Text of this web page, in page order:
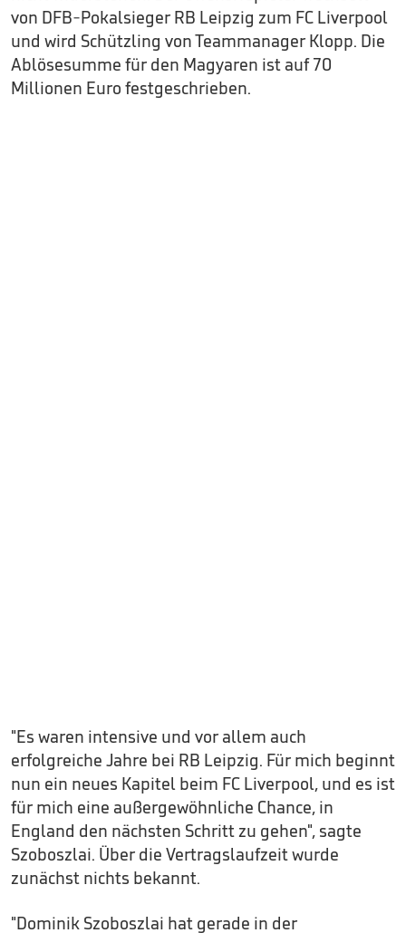
von DFB-Pokalsieger RB Leipzig zum FC Liverpool
und wird Schützling von Teammanager Klopp. Die
Ablösesumme für den Magyaren ist auf 70
Millionen Euro festgeschrieben.
"Es waren intensive und vor allem auch
erfolgreiche Jahre bei RB Leipzig. Für mich beginnt
nun ein neues Kapitel beim FC Liverpool, und es ist
für mich eine außergewöhnliche Chance, in
England den nächsten Schritt zu gehen", sagte
Szoboszlai. Über die Vertragslaufzeit wurde
zunächst nichts bekannt.
"Dominik Szoboszlai hat gerade in der